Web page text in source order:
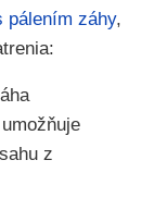
pálením záhy,
z